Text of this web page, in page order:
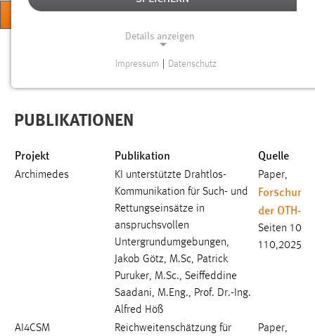
MENÜ
PUBLIKATIONEN
Projekt Publikation Quelle
Archimedes
KI unterstützte Drahtlos-
Kommunikation für Such- und
Rettungseinsätze in
anspruchsvollen
Untergrundumgebungen,
Jakob Götz, M.Sc, Patrick
Puruker, M.Sc., Seiffeddine
Saadani, M.Eng., Prof. Dr.-Ing.
Alfred Höß
Paper,
der OTH-
Seiten 106-
110,2025
AI4CSM
Reichweitenschätzung für
Paper,
Details anzeigen
Funktionen und sind für die einwandfreie Funktion der
Einverständnis
Dieser Cookie speichert die ausgewählten Einverständnis-
Optionen des Benutzers
Cookie Laufzeit:
Impressum Datenschutz